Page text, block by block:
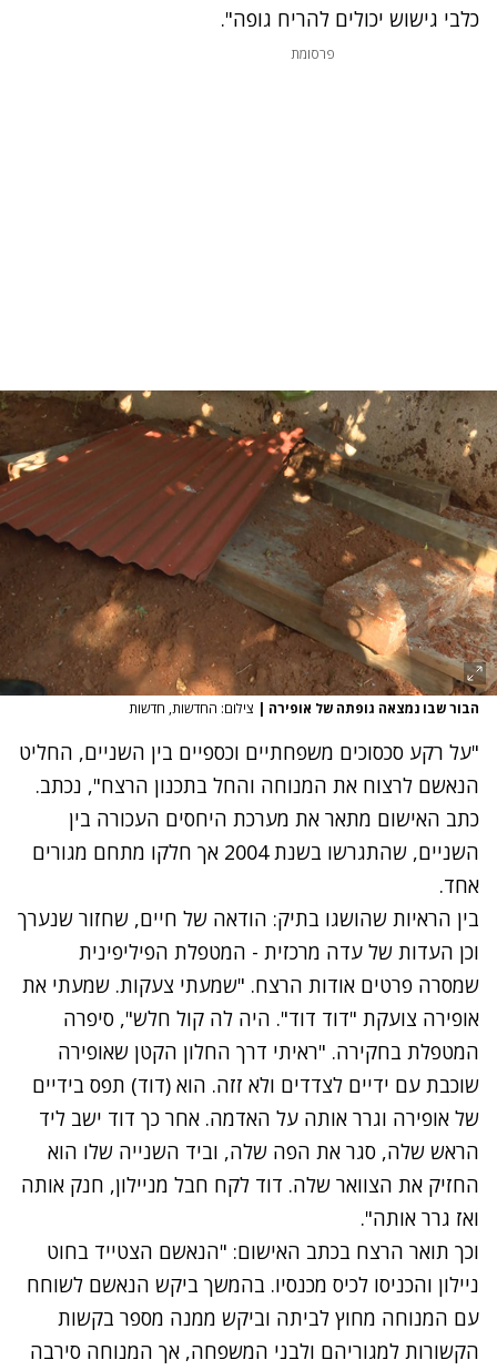
כלבי גישוש יכולים להריח גופה".
פרסומת
הבור שבו נמצאה גופתה של אופירה | צילום: החדשות, חדשות
"על רקע סכסוכים משפחתיים וכספיים בין השניים, החליט
הנאשם לרצוח את המנוחה והחל בתכנון הרצח", נכתב.
כתב האישום מתאר את מערכת היחסים העכורה בין
השניים, שהתגרשו בשנת 2004 אך חלקו מתחם מגורים
אחד.
בין הראיות שהושגו בתיק: הודאה של חיים, שחזור שנערך
וכן העדות של עדה מרכזית - המטפלת הפיליפינית
שמסרה פרטים אודות הרצח. "שמעתי צעקות. שמעתי את
אופירה צועקת "דוד דוד". היה לה קול חלש", סיפרה
המטפלת בחקירה. "ראיתי דרך החלון הקטן שאופירה
שוכבת עם ידיים לצדדים ולא זזה. הוא (דוד) תפס בידיים
של אופירה וגרר אותה על האדמה. אחר כך דוד ישב ליד
הראש שלה, סגר את הפה שלה, וביד השנייה שלו הוא
החזיק את הצוואר שלה. דוד לקח חבל מניילון, חנק אותה
ואז גרר אותה".
וכך תואר הרצח בכתב האישום: "הנאשם הצטייד בחוט
ניילון והכניסו לכיס מכנסיו. בהמשך ביקש הנאשם לשוחח
עם המנוחה מחוץ לביתה וביקש ממנה מספר בקשות
הקשורות למגוריהם ולבני המשפחה, אך המנוחה סירבה